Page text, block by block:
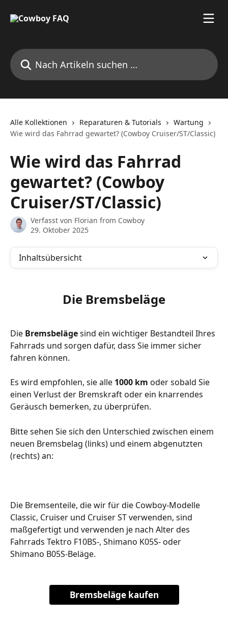
Nach Artikeln suchen …
Alle Kollektionen Reparaturen & Tutorials
Wartung
Wie wird das Fahrrad gewartet? (Cowboy Cruiser/ST/Classic)
Wie wird das Fahrrad
gewartet? (Cowboy
Cruiser/ST/Classic)
Verfasst von Florian from Cowboy
29. Oktober 2025
Inhaltsübersicht
Die Bremsbeläge
Die Bremsbeläge sind ein wichtiger Bestandteil Ihres
Fahrrads und sorgen dafür, dass Sie immer sicher
fahren können.
Es wird empfohlen, sie alle 1000 km oder sobald Sie
einen Verlust der Bremskraft oder ein knarrendes
Geräusch bemerken, zu überprüfen.
Bitte sehen Sie sich den Unterschied zwischen einem
neuen Bremsbelag (links) und einem abgenutzten
(rechts) an:
Die Bremsenteile, die wir für die Cowboy-Modelle
Classic, Cruiser und Cruiser ST verwenden, sind
maßgefertigt und verwenden je nach Alter des
Fahrrads Tektro F10BS-, Shimano K05S- oder
Shimano B05S-Beläge.
Bremsbeläge kaufen